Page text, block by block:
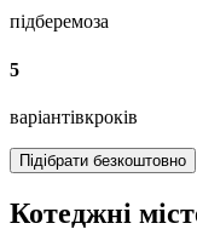
підберемоза
5
варіантівкроків
Підібрати безкоштовно
Котеджні